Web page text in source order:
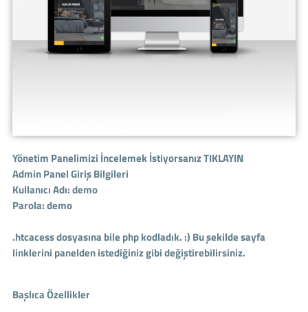
Yönetim Panelimizi İncelemek İstiyorsanızTIKLAYIN
Admin Panel Giriş Bilgileri
Kullanıcı Adı: demo
Parola: demo
.htcacess dosyasına bile php kodladık. :) Bu şekilde sayfa
linklerini panelden istediğiniz gibi değiştirebilirsiniz.
Başlıca Özellikler